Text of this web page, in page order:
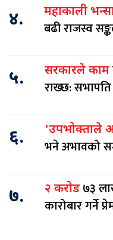
४. महाकाली
बढी राजस्व
५. सरकारले काम
राख्छ:
६. 'उपभोक्ताले
भने अभावको
७. २ करोड ७३
कारोबार गर्ने